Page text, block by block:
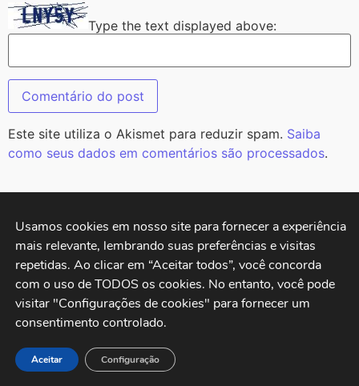
Type the text displayed above:
Este site utiliza o Akismet para reduzir spam. Saiba
como seus dados em comentários são processados.
Usamos cookies em nosso site para fornecer a experiência
mais relevante, lembrando suas preferências e visitas
repetidas. Ao clicar em “Aceitar todos”, você concorda
com o uso de TODOS os cookies. No entanto, você pode
visitar "Configurações de cookies" para fornecer um
consentimento controlado.
Aceitar Configuração